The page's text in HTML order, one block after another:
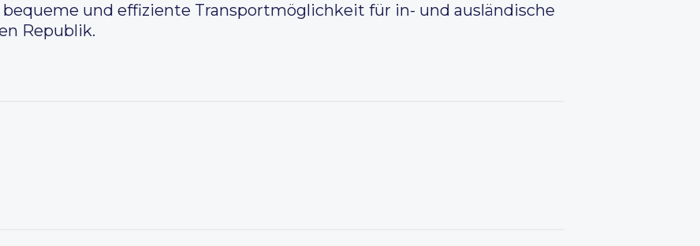
bequeme und effiziente Transportmöglichkeit für in- und ausländische
Republik.